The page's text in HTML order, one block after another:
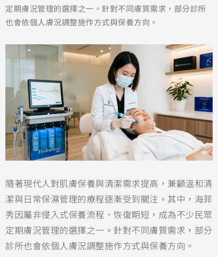
定期膚況管理的選擇之一。針對不同膚質需求，部分診所
也會依個人膚況調整施作方式與保養方向。
隨著現代人對肌膚保養與清潔需求提高，兼顧溫和清
潔與日常保濕管理的療程逐漸受到關注。其中，海菲
秀因屬非侵入式保養流程、恢復期短，成為不少民眾
定期膚況管理的選擇之一。針對不同膚質需求，部分
診所也會依個人膚況調整施作方式與保養方向。